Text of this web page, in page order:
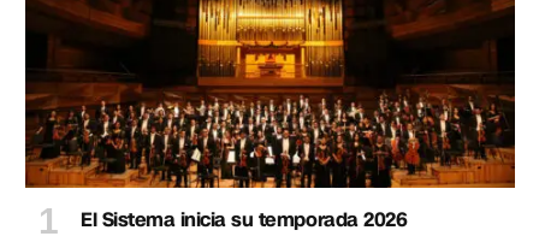
El Sistema inicia su temporada 2026